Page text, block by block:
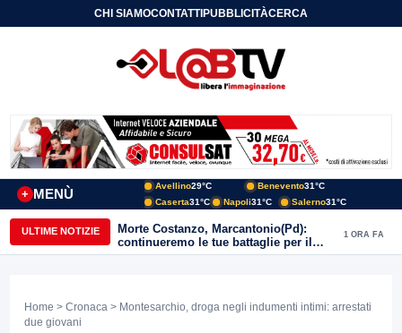
CHI SIAMOCONTATTIPUBBLICITÀCERCA
MENÙ
+
Avellino29°C Benevento31°C
Caserta31°C Napoli31°C Salerno31°C
ULTIME NOTIZIE
Morte Costanzo, Marcantonio(Pd):
continueremo le tue battaglie per il
Sannio
1 ORA FA
Home > Cronaca > Montesarchio, droga negli indumenti intimi: arrestati
due giovani